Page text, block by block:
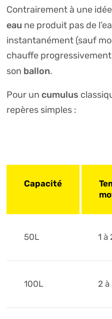
Contrairement à une
eau ne produit pas de
instantanément (sauf
chauffe
son ballon.
Pour un cumulus
repères simples :
Capacité
50L 1 à
100L 2